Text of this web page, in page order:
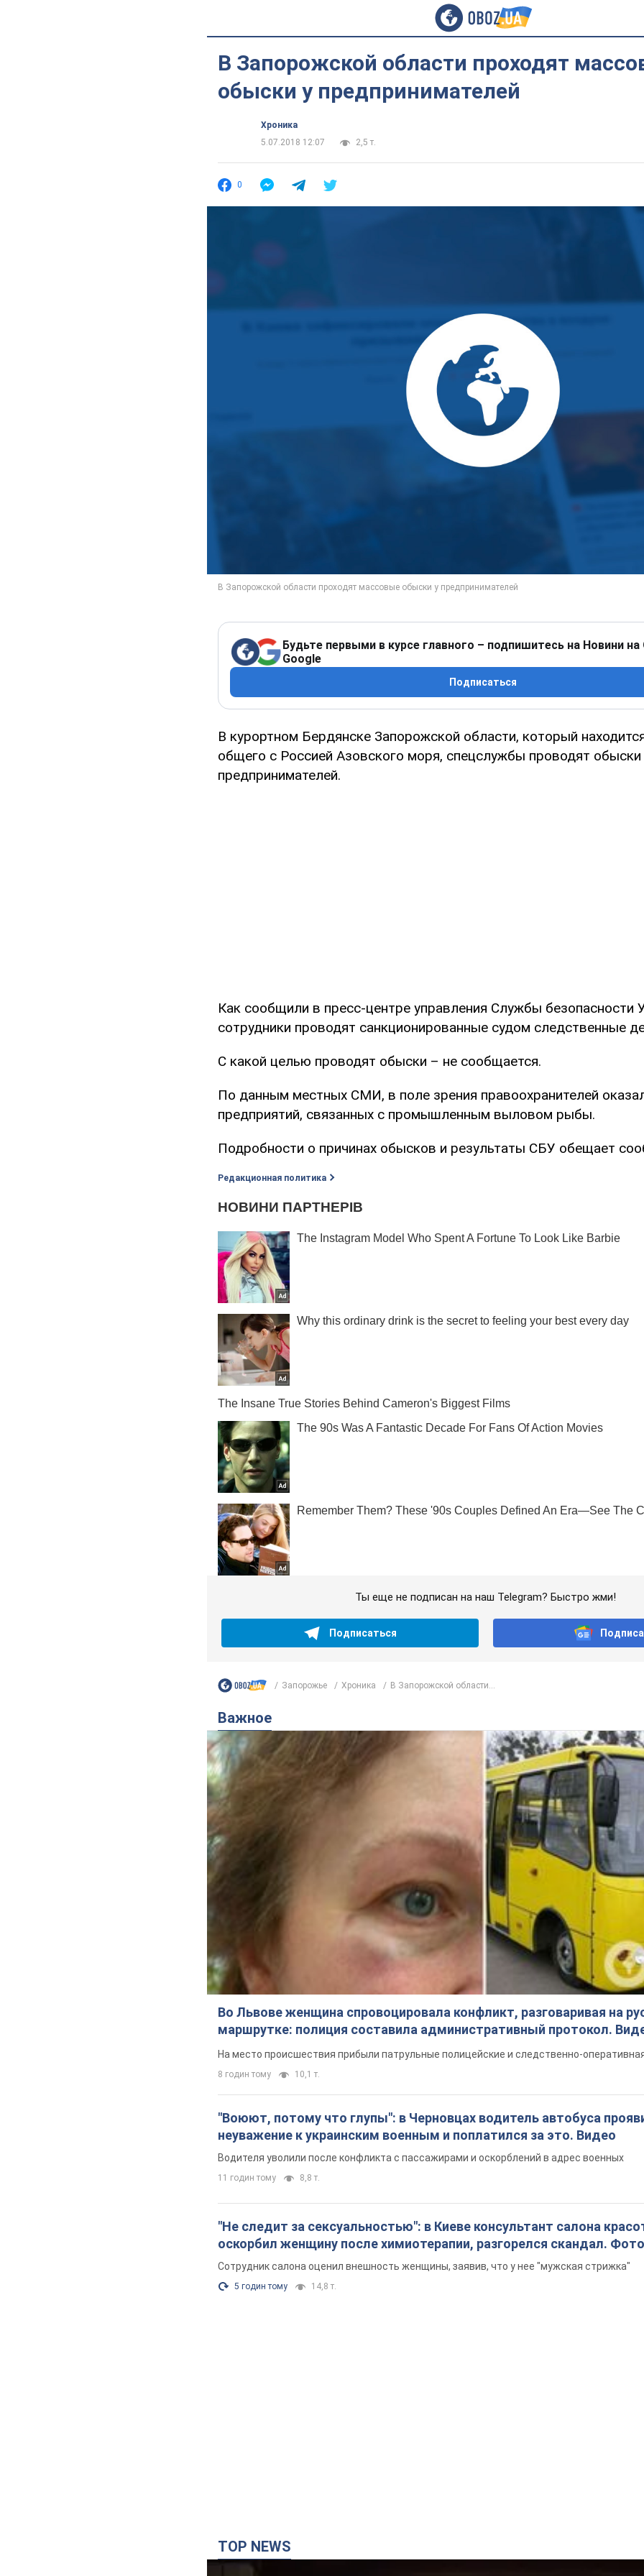
В Запорожской области проходят
обыски у предпринимателей
Хроника
5.07.2018 12:07
2,5 т.
0
Будьте первыми в курсе главного – подпишитесь на Новини на
Google
Подписаться
В курортном Бердянске Запорожской области, который
общего с Россией Азовского моря, спецслужбы проводят
предпринимателей.
Как сообщили в пресс-центре управления Службы безопасности
сотрудники проводят санкционированные судом следственные
С какой целью проводят обыски – не сообщается.
По данным местных СМИ, в поле зрения правоохранителей
предприятий, связанных с промышленным выловом рыбы.
Подробности о причинах обысков и результаты СБУ обещает
Редакционная политика
Ты еще не подписан на наш Telegram? Быстро жми!
Подписаться
Запорожье Хроника В Запорожской области...
Важное
Во Львове женщина спровоцировала конфликт, разговаривая на
маршрутке: полиция составила административный протокол.
На место происшествия прибыли патрульные полицейские и следственно-
8 годин тому 10,1 т.
"Воюют, потому что глупы": в Черновцах водитель автобуса
неуважение к украинским военным и поплатился за это. Видео
Водителя уволили после конфликта с пассажирами и оскорблений в адрес военных
11 годин тому 8,8 т.
"Не следит за сексуальностью": в Киеве консультант салона
оскорбил женщину после химиотерапии, разгорелся скандал. Фото
Сотрудник салона оценил внешность женщины, заявив, что у нее "мужская стрижка"
5 годин тому 14,8 т.
TOP NEWS